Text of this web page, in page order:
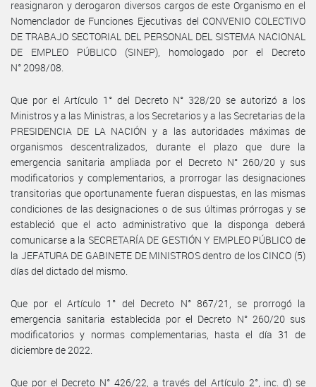
reasignaron y derogaron diversos cargos de este Organismo en el
Nomenclador de Funciones Ejecutivas del CONVENIO COLECTIVO
DE TRABAJO SECTORIAL DEL PERSONAL DEL SISTEMA NACIONAL
DE EMPLEO PÚBLICO (SINEP), homologado por el Decreto
N° 2098/08.
Que por el Artículo 1° del Decreto N° 328/20 se autorizó a los
Ministros y a las Ministras, a los Secretarios y a las Secretarias de la
PRESIDENCIA DE LA NACIÓN y a las autoridades máximas de
organismos descentralizados, durante el plazo que dure la
emergencia sanitaria ampliada por el Decreto N° 260/20 y sus
modificatorios y complementarios, a prorrogar las designaciones
transitorias que oportunamente fueran dispuestas, en las mismas
condiciones de las designaciones o de sus últimas prórrogas y se
estableció que el acto administrativo que la disponga deberá
comunicarse a la SECRETARÍA DE GESTIÓN Y EMPLEO PÚBLICO de
la JEFATURA DE GABINETE DE MINISTROS dentro de los CINCO (5)
días del dictado del mismo.
Que por el Artículo 1° del Decreto N° 867/21, se prorrogó la
emergencia sanitaria establecida por el Decreto N° 260/20 sus
modificatorios y normas complementarias, hasta el día 31 de
diciembre de 2022.
Que por el Decreto N° 426/22, a través del Artículo 2°, inc. d) se